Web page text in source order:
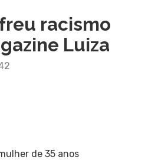
racismo
Luiza
de 35 anos